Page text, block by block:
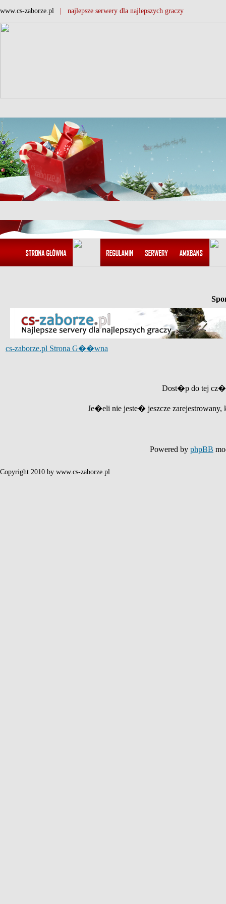
www.cs-zaborze.pl | najlepsze serwery dla najlepszych graczy
cs-zaborze.pl Strona G��wna
Dost�p do tej
Je�eli nie jeste� jeszcze
Powered by phpBB
Copyright 2010 by www.cs-zaborze.pl